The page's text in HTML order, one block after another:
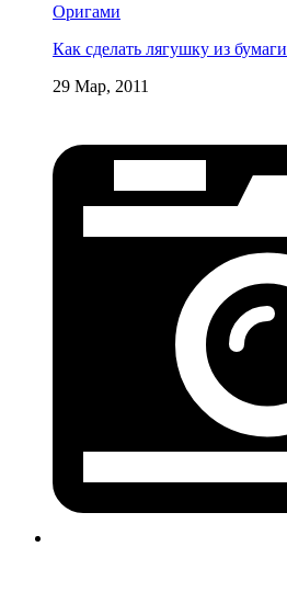
Оригами
Как сделать лягушку из бумаги
29 Мар, 2011